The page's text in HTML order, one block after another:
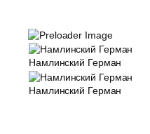
Намлинский Герман
Намлинский Герман